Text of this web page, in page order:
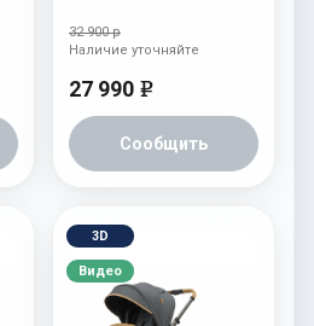
Ocean
32 900 р
27 990 e
Сообщить
Наличие уточняйте
3D
Видео